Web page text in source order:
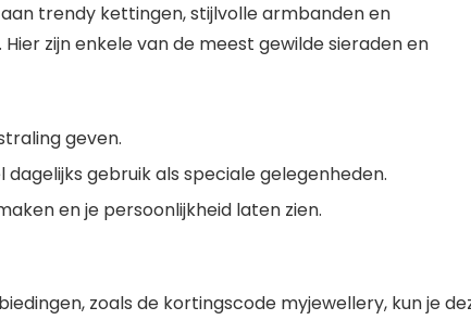
trendy kettingen, stijlvolle armbanden en
zijn enkele van de meest gewilde sieraden en
geven.
gebruik als speciale gelegenheden.
en je persoonlijkheid laten zien.
zoals de kortingscode myjewellery, kun je